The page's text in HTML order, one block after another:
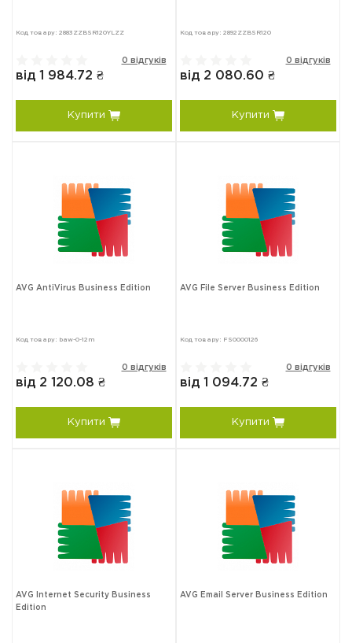
Код товару: 2883ZZBSR120YLZZ
0 відгуків
від 1 984.72 ₴
Купити
Код товару: 2892ZZBSR120
0 відгуків
від 2 080.60 ₴
Купити
AVG AntiVirus Business Edition
Код товару: baw-0-12m
0 відгуків
від 2 120.08 ₴
Купити
AVG File Server Business Edition
Код товару: FS0000126
0 відгуків
від 1 094.72 ₴
Купити
AVG Internet Security Business
Edition
AVG Email Server Business Edition